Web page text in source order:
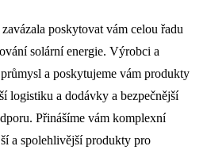
poskytovat vám celou řadu
solární energie. Výrobci a
a poskytujeme vám produkty
logistiku a dodávky a bezpečnější
Přinášíme vám komplexní
a spolehlivější produkty pro